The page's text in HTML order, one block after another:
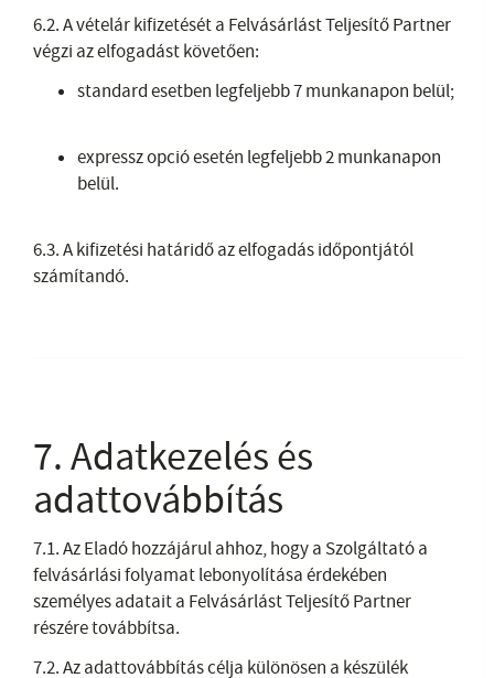
6.2. A vételár kifizetését a Felvásárlást Teljesítő Partner
végzi az elfogadást követően:
standard esetben legfeljebb 7 munkanapon belül;
expressz opció esetén legfeljebb 2 munkanapon
belül.
6.3. A kifizetési határidő az elfogadás időpontjától
számítandó.
7. Adatkezelés és
adattovábbítás
7.1. Az Eladó hozzájárul ahhoz, hogy a Szolgáltató a
felvásárlási folyamat lebonyolítása érdekében
személyes adatait a Felvásárlást Teljesítő Partner
részére továbbítsa.
7.2. Az adattovábbítás célja különösen a készülék